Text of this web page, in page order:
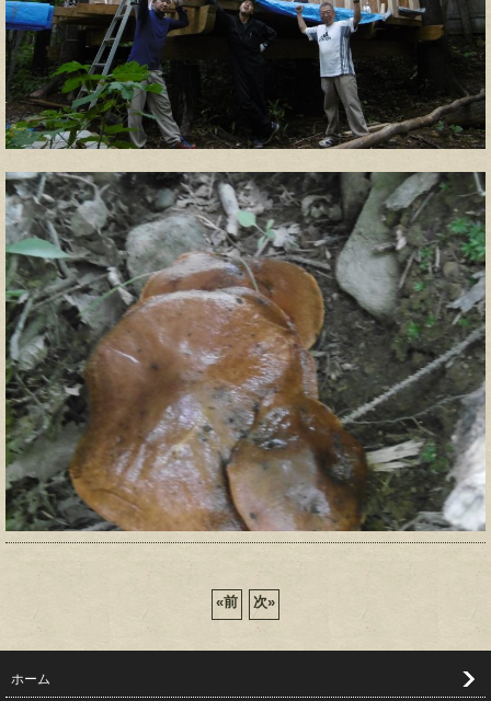
«前 次»
ホーム